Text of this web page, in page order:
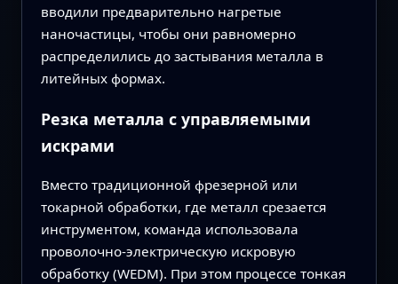
вводили предварительно нагретые
наночастицы, чтобы они равномерно
распределились до застывания металла в
литейных формах.
Резка металла с управляемыми
искрами
Вместо традиционной фрезерной или
токарной обработки, где металл срезается
инструментом, команда использовала
проволочно-электрическую искровую
обработку (WEDM). При этом процессе тонкая